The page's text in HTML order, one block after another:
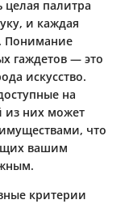
палитра
и каждая
Понимание
гаждетов — это
искусство.
на
из них может
что
вашим
критерии